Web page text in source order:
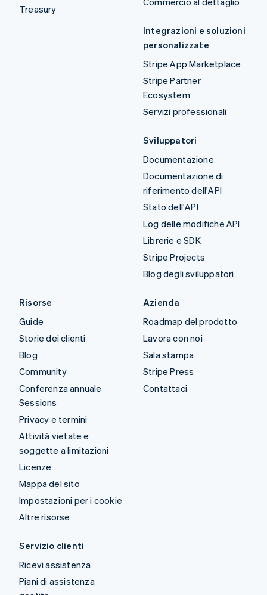
Treasury
Integrazioni e soluzioni
personalizzate
Stripe App Marketplace
Stripe Partner
Ecosystem
Servizi professionali
Sviluppatori
Documentazione
Documentazione di
riferimento dell'API
Stato dell'API
Log delle modifiche API
Librerie e SDK
Stripe Projects
Blog degli sviluppatori
Risorse
Guide
Storie dei clienti
Blog
Community
Conferenza annuale
Sessions
Privacy e termini
Attività vietate e
soggette a limitazioni
Licenze
Mappa del sito
Impostazioni per i cookie
Altre risorse
Azienda
Roadmap del prodotto
Lavora con noi
Sala stampa
Stripe Press
Contattaci
Servizio clienti
Ricevi assistenza
Piani di assistenza